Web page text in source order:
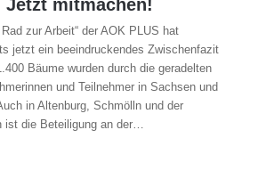
Jetzt mitmachen!
zur Arbeit“ der AOK PLUS hat
jetzt ein beeindruckendes Zwischenfazit
Bäume wurden durch die geradelten
und Teilnehmer in Sachsen und
in Altenburg, Schmölln und der
ist die Beteiligung an der…